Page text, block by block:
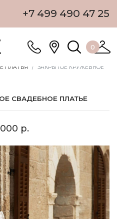
+7 499 490 47 25
0
ПЛАТЬЯ
ЗАКРЫТОЕ КРУЖЕВНОЕ
СВАДЕБНОЕ ПЛАТЬЕ
р.